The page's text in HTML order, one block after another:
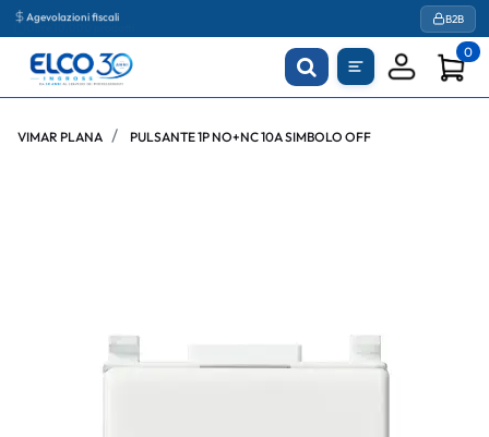
Agevolazioni fiscali B2B
0
VIMAR PLANA PULSANTE 1P NO+NC 10A SIMBOLO OFF